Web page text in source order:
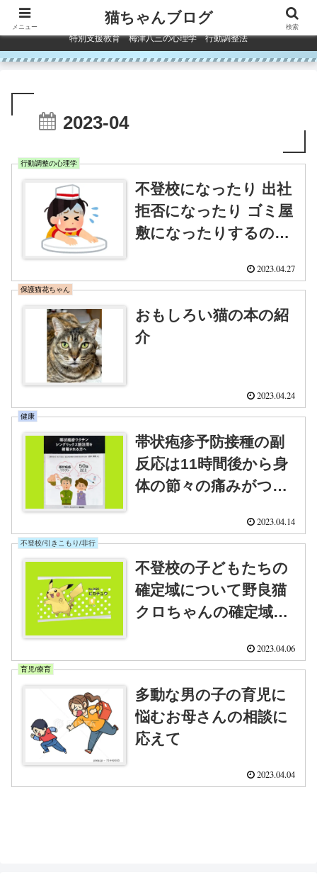
コンテンツへスキップ
特別支援教育 梅津八三の心理学 行動調整法
2023-04
行動調整の心理学
不登校になったり 出社
拒否になったり ゴミ屋
敷になったりするのは
2023.04.27
保護猫花ちゃん
おもしろい猫の本の紹
介
2023.04.24
健康
帯状疱疹予防接種の副
反応は11時間後から身
体の節々の痛みがつら
2023.04.14
不登校/引きこもり/非行
不登校の子どもたちの
確定域について野良猫
クロちゃんの確定域か
2023.04.06
育児/療育
多動な男の子の育児に
悩むお母さんの相談に
応えて
2023.04.04
メニュー
猫ちゃんブログ
検索